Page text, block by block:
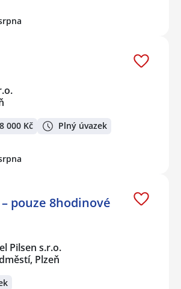
000 Kč Plný úvazek
pouze 8hodinové
Pilsen s.r.o.
Plzeň